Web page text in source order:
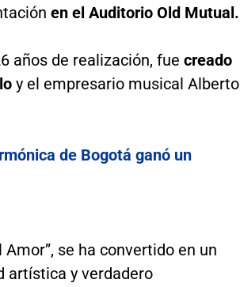
en el Auditorio Old Mutual.
años de realización, fue creado
y el empresario musical Alberto
de Bogotá ganó un
se ha convertido en un
artística y verdadero